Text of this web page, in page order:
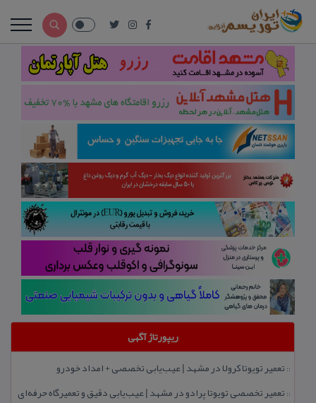
ریپورتاژ آگهی
:: تعمیر تویوتا كرولا در مشهد | عیب‌یابی تخصصی + امداد خودرو
:: تعمیر تخصصی تویوتا پرادو در مشهد | عیب‌یابی دقیق و تعمیرگاه حرفه‌ای